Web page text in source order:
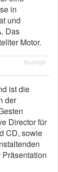
in
und
Das
Motor.
Anzeige
ist die
der
Director für
CD, sowie